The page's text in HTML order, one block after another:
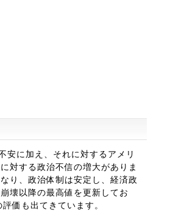
安に加え、それに対するアメリ
対する政治不信の増大がありま
り、政治体制は安定し、経済政
壊以降の最高値を更新してお
価も出てきています。